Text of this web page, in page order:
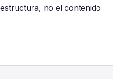
estructura, no el contenido